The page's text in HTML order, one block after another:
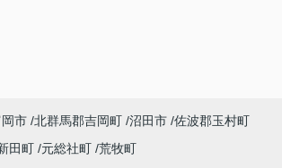
市 北群馬郡吉岡町 沼田市 佐波郡玉村町
田町 元総社町 荒牧町